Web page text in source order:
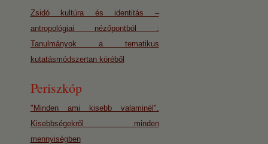
Zsidó kultúra és identitás –
antropológiai nézőpontból :
Tanulmányok a tematikus
kutatásmódszertan köréből
Periszkóp
"Minden ami kisebb valaminél".
Kisebbségekről minden
mennyiségben